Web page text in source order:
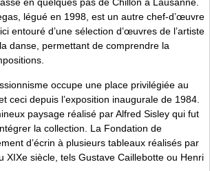
en quelques pas de Chillon à Lausanne.
légué en 1998, est un autre chef-d’œuvre
entouré d’une sélection d’œuvres de l’artiste
danse, permettant de comprendre la
occupe une place privilégiée au
ceci depuis l’exposition inaugurale de 1984.
paysage réalisé par Alfred Sisley qui fut
la collection. La Fondation de
d’écrin à plusieurs tableaux réalisés par
XIXe siècle, tels Gustave Caillebotte ou Henri